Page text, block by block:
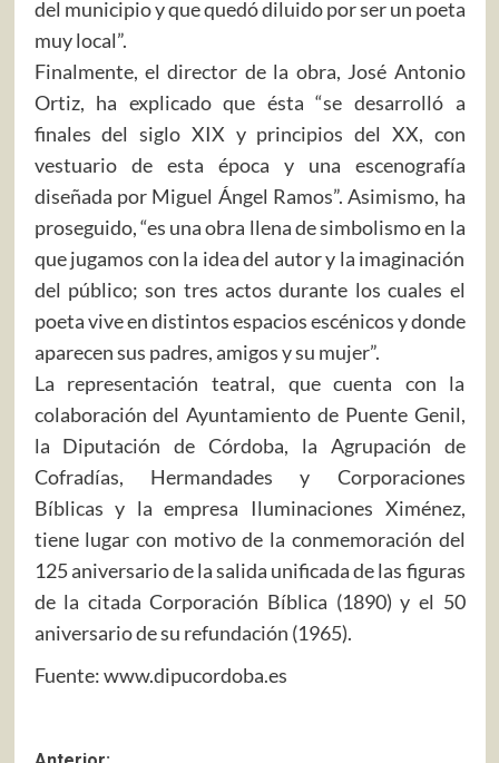
del municipio y que quedó diluido por ser un poeta
muy local”.
Finalmente, el director de la obra, José Antonio
Ortiz, ha explicado que ésta “se desarrolló a
finales del siglo XIX y principios del XX, con
vestuario de esta época y una escenografía
diseñada por Miguel Ángel Ramos”. Asimismo, ha
proseguido, “es una obra llena de simbolismo en la
que jugamos con la idea del autor y la imaginación
del público; son tres actos durante los cuales el
poeta vive en distintos espacios escénicos y donde
aparecen sus padres, amigos y su mujer”.
La representación teatral, que cuenta con la
colaboración del Ayuntamiento de Puente Genil,
la Diputación de Córdoba, la Agrupación de
Cofradías, Hermandades y Corporaciones
Bíblicas y la empresa Iluminaciones Ximénez,
tiene lugar con motivo de la conmemoración del
125 aniversario de la salida unificada de las figuras
de la citada Corporación Bíblica (1890) y el 50
aniversario de su refundación (1965).
Fuente: www.dipucordoba.es